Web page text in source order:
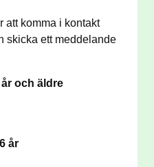
att komma i kontakt
skicka ett meddelande
och äldre
år